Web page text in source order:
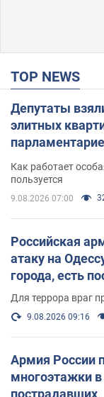
TOP NEWS
Депутаты
элитных
поселился
Как работает
пользуется
9.08.2026 07:00
Российская
атаку на
города, есть
Для террора враг
9.08.2026 09:16
Армия России
многоэтажки
пострадавших